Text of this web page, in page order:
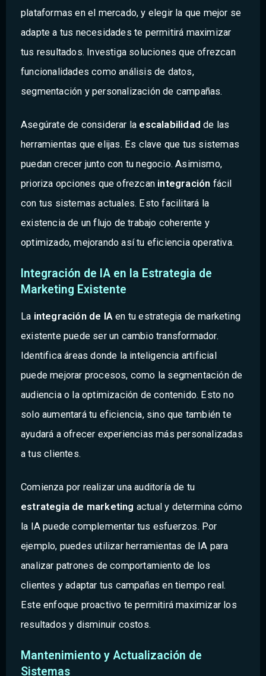
plataformas en el mercado, y elegir la que mejor se
adapte a tus necesidades te permitirá maximizar
tus resultados. Investiga soluciones que ofrezcan
funcionalidades como análisis de datos,
segmentación y personalización de campañas.
Asegúrate de considerar la escalabilidad de las
herramientas que elijas. Es clave que tus sistemas
puedan crecer junto con tu negocio. Asimismo,
prioriza opciones que ofrezcan integración fácil
con tus sistemas actuales. Esto facilitará la
existencia de un flujo de trabajo coherente y
optimizado, mejorando así tu eficiencia operativa.
Integración de IA en la Estrategia de
Marketing Existente
La integración de IA en tu estrategia de marketing
existente puede ser un cambio transformador.
Identifica áreas donde la inteligencia artificial
puede mejorar procesos, como la segmentación de
audiencia o la optimización de contenido. Esto no
solo aumentará tu eficiencia, sino que también te
ayudará a ofrecer experiencias más personalizadas
a tus clientes.
Comienza por realizar una auditoría de tu
estrategia de marketing actual y determina cómo
la IA puede complementar tus esfuerzos. Por
ejemplo, puedes utilizar herramientas de IA para
analizar patrones de comportamiento de los
clientes y adaptar tus campañas en tiempo real.
Este enfoque proactivo te permitirá maximizar los
resultados y disminuir costos.
Mantenimiento y Actualización de
Sistemas